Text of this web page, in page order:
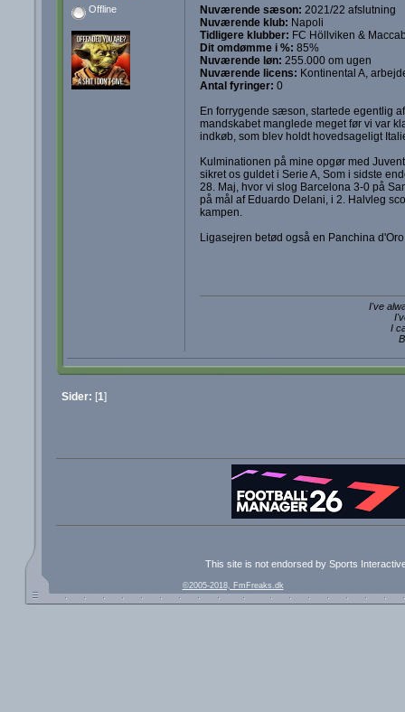
Offline Nuværende sæson: 2021/22 afslutning
Nuværende klub: Napoli
Tidligere klubber: FC Höllviken &
Dit omdømme i %: 85%
Nuværende løn: 255.000 om ugen
Nuværende licens: Kontinental A,
Antal fyringer: 0
En forrygende sæson, startede egentlig
mandskabet manglede meget før vi var
indkøb, som blev holdt hovedsageligt
Kulminationen på mine opgør med
sikret os guldet i Serie A, Som i sidste
28. Maj, hvor vi slog Barcelona 3-0 på
på mål af Eduardo Delani, i 2. Halvleg
kampen.
Ligasejren betød også en Panchina
I've
I
Sider: [1]
This site is not endorsed by Sports
©2005-2018, FmFreaks.dk